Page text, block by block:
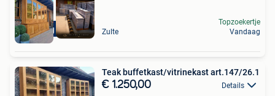
Levering mogelijk Zulte
Topzoekertje
Vandaag
Teak buffetkast/vitrinekast art.147/26.1
€ 1.250,00 Details